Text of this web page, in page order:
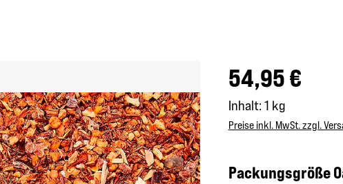
Regulärer Preis:
54,95 €
Inhalt: 1 kg
Preise inkl. MwSt. zzgl.
Packungsgröße